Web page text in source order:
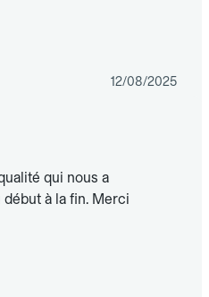
12/08/2025
qui nous a
à la fin. Merci